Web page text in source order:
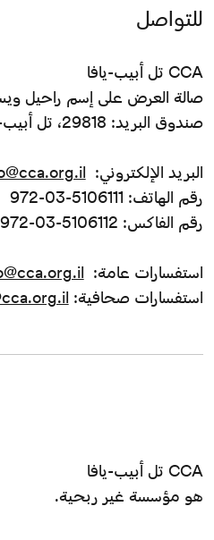
للتواصل
CCA تل أبيب-يافا
صالة العرض على إسم راحيل
صندوق البريد: 29818، تل أبيب-يافا، 6129702
البريد الإلكتروني:
رقم الهاتف: 5106111-03-972
رقم الفاكس: 5106112-03-972
استفسارات عامة:
استفسارات صحافية:
CCA تل أبيب-يافا
هو مؤسسة غير ربحية.